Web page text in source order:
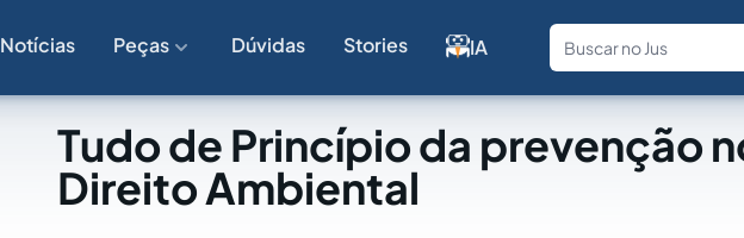
Notícias Peças Dúvidas Stories IA
Fale com
Tudo de Princípio da prevenção
Direito Ambiental